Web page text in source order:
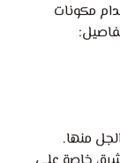
مكونات
منها.